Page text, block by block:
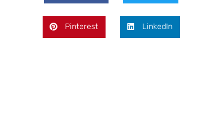
Pinterest LinkedIn